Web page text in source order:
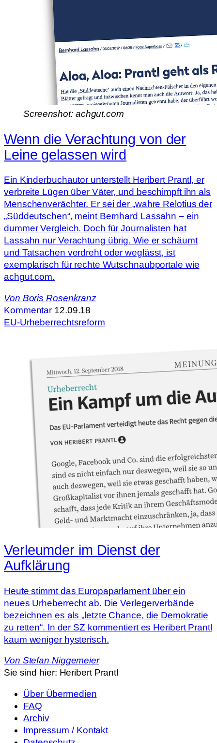
Screenshot: achgut.com
Wenn die Verachtung von der
Leine gelassen wird
Ein Kinderbuchautor unterstellt Heribert Prantl, er
verbreite Lügen über Väter, und beschimpft ihn als
Menschenverächter. Er sei der „wahre Relotius der
„Süddeutschen“, meint Bernhard Lassahn – ein
dummer Vergleich. Doch für Journalisten hat
Lassahn nur Verachtung übrig. Wie er schäumt
und Tatsachen verdreht oder weglässt, ist
exemplarisch für rechte Wutschnaubportale wie
achgut.com.
Von Boris Rosenkranz
Kommentar 12.09.18
EU-Urheberrechtsreform
Verleumder im Dienst der
Aufklärung
Heute stimmt das Europaparlament über ein
neues Urheberrecht ab. Die Verlegerverbände
bezeichnen es als „letzte Chance, die Demokratie
zu retten“. In der SZ kommentiert es Heribert Prantl
kaum weniger hysterisch.
Von Stefan Niggemeier
Sie sind hier: Heribert Prantl
Über Übermedien
FAQ
Archiv
Impressum / Kontakt